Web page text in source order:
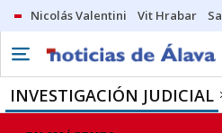
Nicolás Valentini Vit Hrabar
INVESTIGACIÓN JUDICIAL